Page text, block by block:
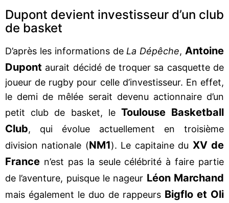
Dupont devient investisseur d’un club
de basket
D’après les informations deLa Dépêche, Antoine
Dupont aurait décidé de troquer sa casquette de
joueur de rugby pour celle d’investisseur. En effet,
le demi de mêlée serait devenu actionnaire d’un
petit club de basket, le Toulouse Basketball
Club, qui évolue actuellement en troisième
division nationale (NM1). Le capitaine du XV de
France n’est pas la seule célébrité à faire partie
de l’aventure, puisque le nageur Léon Marchand
mais également le duo de rappeurs Bigflo et Oli